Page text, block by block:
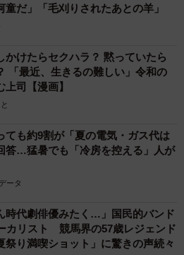
童だ」「毛刈りされたあとの羊」
かけたらセクハラ？ 黙っていたら
「最近、生きるの難しい」令和の
司【漫画】
ても約9割が「夏の電気・ガス代は
答…猛暑でも「冷房を控える」人が
ータ
時代劇俳優みたく…」国民的バンド
カリスト 競馬界の57歳レジェンド
祭り満喫ショット」に驚きの声続々